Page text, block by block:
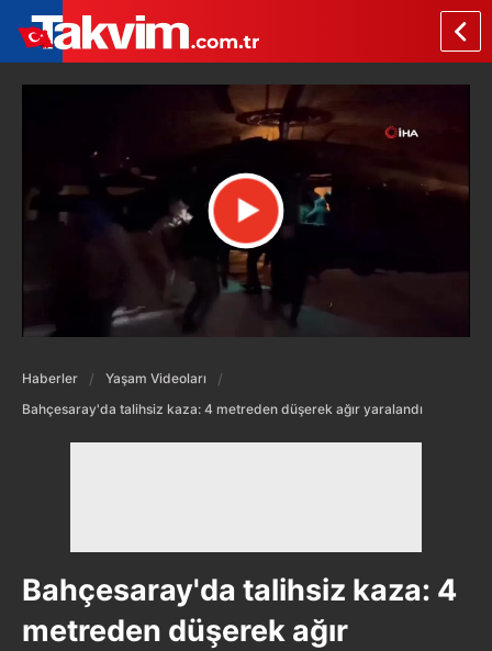
Haberler
Yaşam Videoları
Bahçesaray'da talihsiz kaza: 4 metreden düşerek ağır yaralandı
Bahçesaray'da talihsiz kaza: 4
metreden düşerek ağır